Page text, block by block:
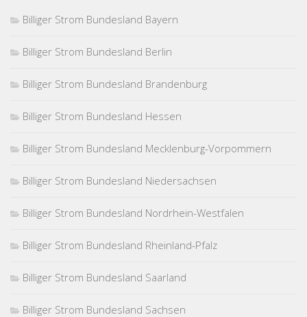
Billiger Strom Bundesland Bayern
Billiger Strom Bundesland Berlin
Billiger Strom Bundesland Brandenburg
Billiger Strom Bundesland Hessen
Billiger Strom Bundesland Mecklenburg-Vorpommern
Billiger Strom Bundesland Niedersachsen
Billiger Strom Bundesland Nordrhein-Westfalen
Billiger Strom Bundesland Rheinland-Pfalz
Billiger Strom Bundesland Saarland
Billiger Strom Bundesland Sachsen